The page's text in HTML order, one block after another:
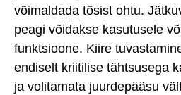
võimaldada tõsist ohtu.
peagi võidakse kasutusele
funktsioone. Kiire
endiselt kriitilise tähtsusega
ja volitamata juurdepääsu